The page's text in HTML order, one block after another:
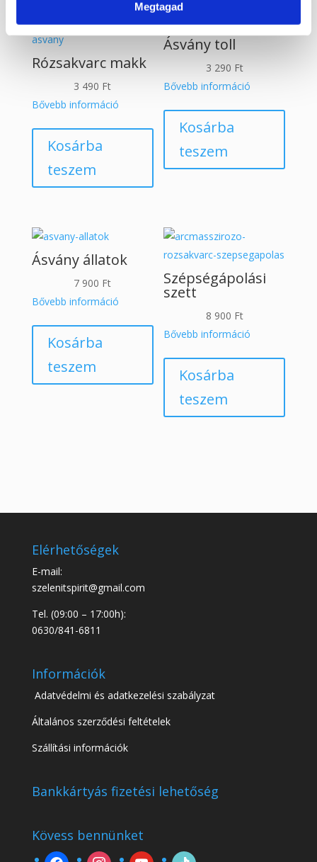
Megtagad
Rózsakvarc makk
3 490 Ft
Bővebb információ
Kosárba
teszem
Ásvány toll
3 290 Ft
Bővebb információ
Kosárba
teszem
Ásvány állatok
7 900 Ft
Bővebb információ
Kosárba
teszem
Szépségápolási
szett
8 900 Ft
Bővebb információ
Kosárba
teszem
Elérhetőségek
E-mail:
szelenitspirit@gmail.com
Tel. (09:00 – 17:00h):
0630/841-6811
Információk
Adatvédelmi és adatkezelési szabályzat
Általános szerződési feltételek
Szállítási információk
Bankkártyás fizetési lehetőség
Kövess bennünket
facebook instagramyoutube tiktok